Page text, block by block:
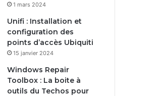
1 mars 2024
Unifi : Installation et
configuration des
points d’accès Ubiquiti
15 janvier 2024
Windows Repair
Toolbox : La boite à
outils du Techos pour